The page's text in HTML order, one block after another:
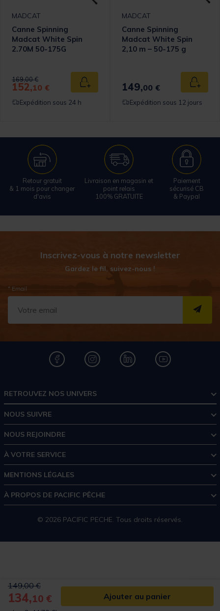
Price reduced from
149,00 €to
134,10 € Ajouter au panier
panier
MADCAT
Canne Spinning
Madcat White Spin
2.70M 50-175G
Price reduced from
169,00 €to
152,10 € Ajouter au panier
Expédition sous 24 h
MADCAT
Canne Spinning
Madcat White Spin
2,10 m – 50-175 g
149,00 €
Expédition sous 12 jours
Retour gratuit
& 1 mois pour changer
d'avis
Livraison en magasin et
point relais
100% GRATUITE
Paiement
sécurisé CB
& Paypal
Inscrivez-vous à notre newsletter
Gardez le fil, suivez-nous !
* Email
RETROUVEZ NOS UNIVERS
NOUS SUIVRE
NOUS REJOINDRE
À VOTRE SERVICE
MENTIONS LÉGALES
À PROPOS DE PACIFIC PÊCHE
© 2026 PACIFIC PECHE. Tous droits réservés.